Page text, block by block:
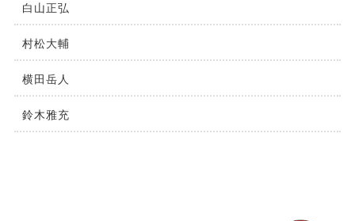
⽩⼭正弘
村松⼤輔
横⽥岳⼈
鈴木雅充